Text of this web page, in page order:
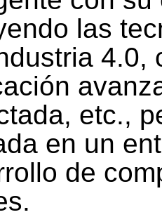
las
4.0,
etc.,
en un
de